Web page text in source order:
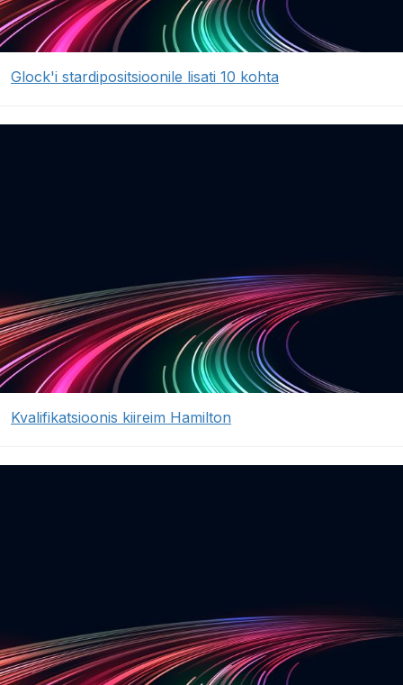
Glock'i stardipositsioonile lisati 10 kohta
Kvalifikatsioonis kiireim Hamilton